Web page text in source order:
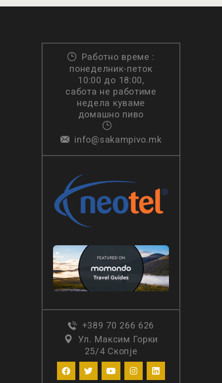
Работно време :
понеделник-петок
10:00 до 18:00,
сабота не работиме
недела куваме
домашно пиво
info@sakampivo.mk
+389 70 266 626
Ул. Максим Горки
25/4 Скопје